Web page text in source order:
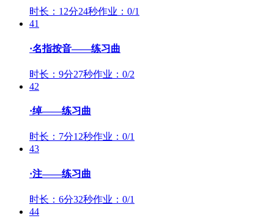
时长：12分24秒作业：0/1
41
·名指按音——练习曲
时长：9分27秒作业：0/2
42
·绰——练习曲
时长：7分12秒作业：0/1
43
·注——练习曲
时长：6分32秒作业：0/1
44